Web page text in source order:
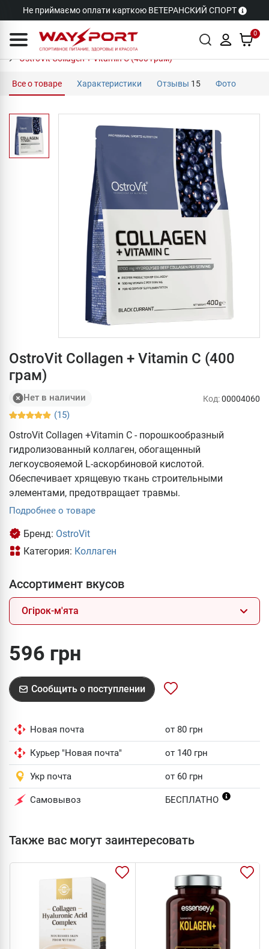
Не приймаємо оплати карткою ВЕТЕРАНСКИЙ СПОРТ
0
OstroVit Collagen + Vitamin C (400 грам)
Все о товаре Характеристики Отзывы 15 Фото
OstroVit Collagen + Vitamin C (400
грам)
Нет в наличии
(15)
Код:00004060
OstroVit Collagen +Vitamin C - порошкообразный
гидролизованный коллаген, обогащенный
легкоусвояемой L-аскорбиновой кислотой.
Обеспечивает хрящевую ткань строительными
элементами, предотвращает травмы.
Подробнее о товаре
Бренд: OstroVit
Категория: Коллаген
Ассортимент вкусов
Огірок-м'ята
596 грн
Сообщить о поступлении
Новая почта от 80 грн
Курьер "Новая почта" от 140 грн
Укр почта от 60 грн
Самовывоз БЕСПЛАТНО
Также вас могут заинтересовать